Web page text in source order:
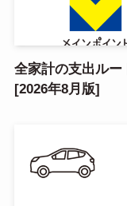
全家計の支出ルー
[2026年8月版]